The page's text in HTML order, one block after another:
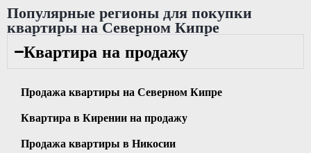
Популярные регионы для покупки
квартиры на Северном Кипре
Квартира на продажу
Продажа квартиры на Северном Кипре
Квартира в Кирении на продажу
Продажа квартиры в Никосии